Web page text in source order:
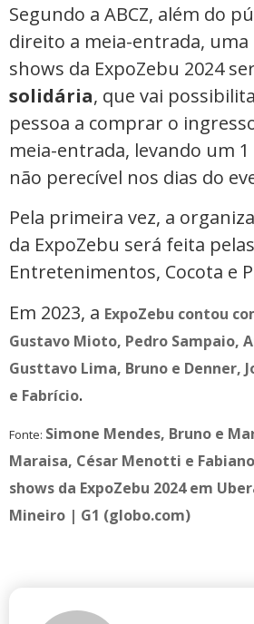
Segundo a ABCZ, ​​​​​​​além do
direito a meia-entrada, uma
shows da ExpoZebu 2024
solidária, que vai
pessoa a comprar o
meia-entrada, levando um
não perecível nos dias do
Pela primeira vez, a
da ExpoZebu será feita
Entretenimentos, Cocota e
Em 2023, a ExpoZebu contou
Gustavo Mioto, Pedro Sampaio,
Gusttavo Lima, Bruno e Denner,
e Fabrício.
Fonte: Simone Mendes, Bruno e
Maraisa, César Menotti e
shows da ExpoZebu 2024 em
Mineiro | G1 (globo.com)